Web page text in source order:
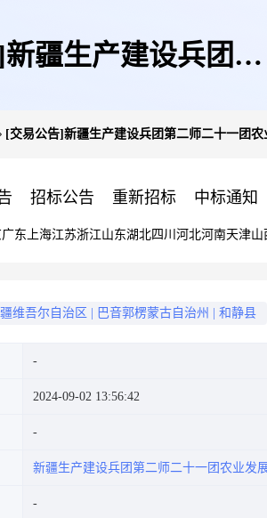
疆生产建设兵团第
[交易公告]新疆生产建设兵团第二师二十一团
招标公告 重新招标 中标通知
广东 上海江苏浙江山东湖北四川 河北河南天津山
维吾尔自治区 巴音郭楞蒙古自治州 和静县
2024-09-02 13:56:42
新疆生产建设兵团第二师二十一团农业发